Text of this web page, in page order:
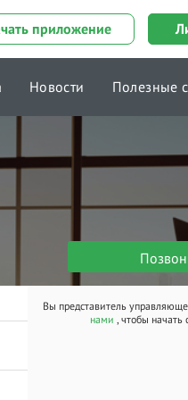
приложение
Новости Полезные
Вы представитель
нами , чтобы начать